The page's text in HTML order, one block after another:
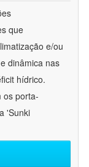
que
e/ou
dinâmica nas
hídrico.
os porta-
'Sunki